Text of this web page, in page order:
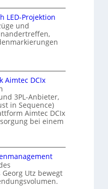
LED-Projektion
und
Aimtec DCIx
3PL-Anbieter,
in Sequence)
Aimtec DCIx
bei einem
Utz bewegt